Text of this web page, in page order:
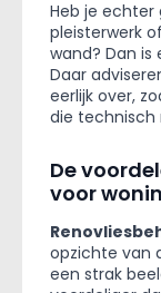
Heb je echter
pleisterwerk
wand? Dan
Daar
eerlijk over,
die technisch
De
voor
opzichte van
een strak